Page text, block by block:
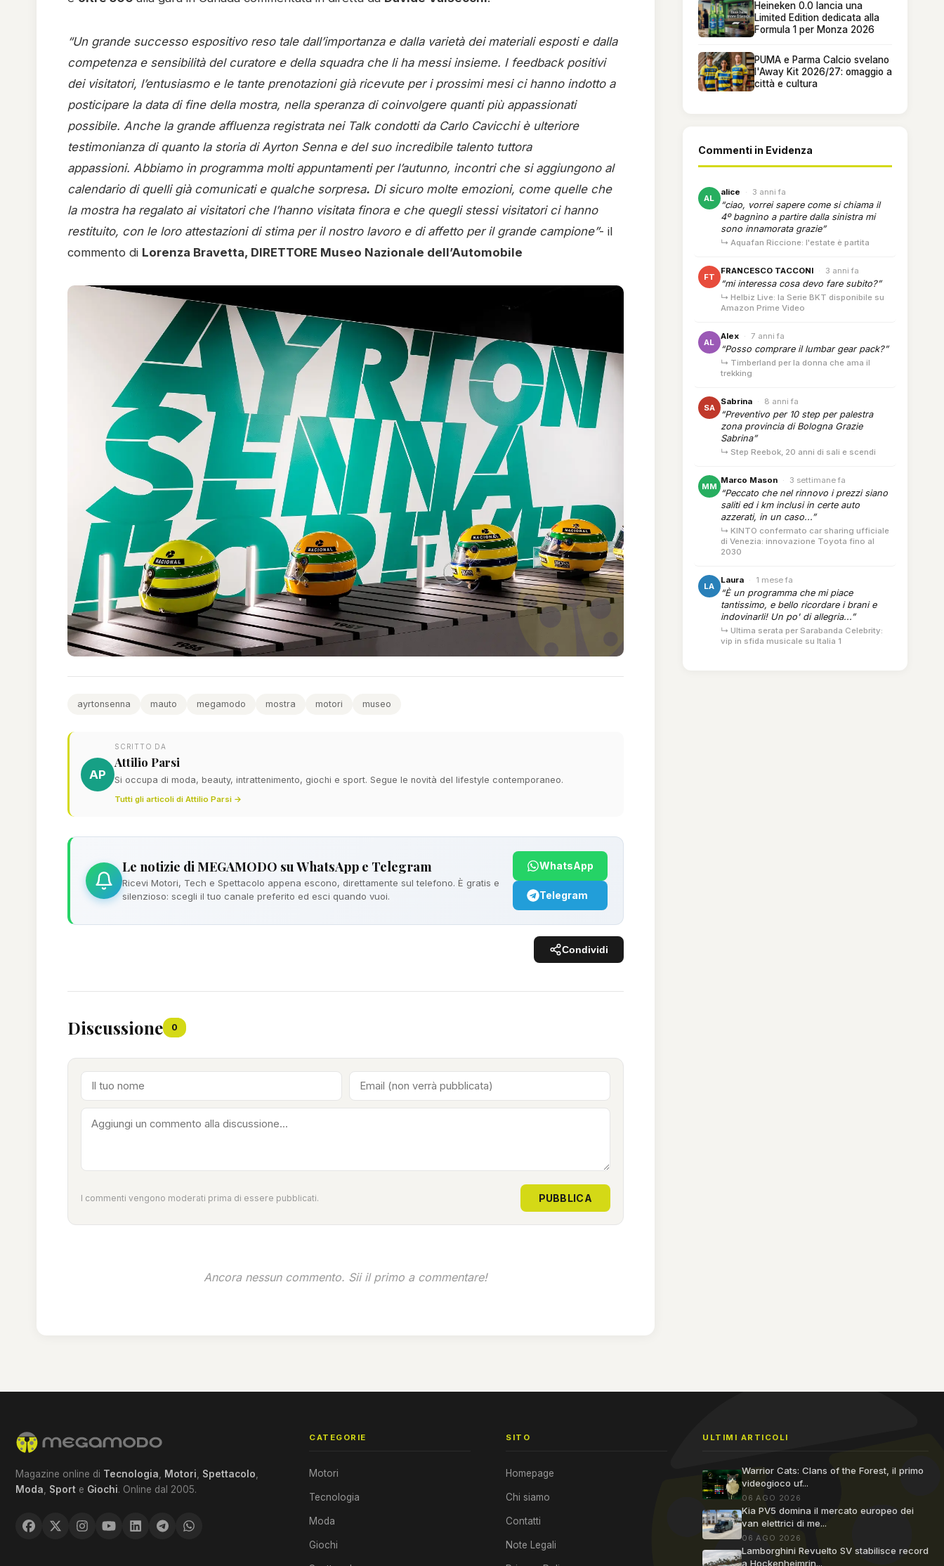
“Un grande successo espositivo reso tale dall’importanza e dalla varietà dei materiali esposti e dalla
competenza e sensibilità del curatore e della squadra che li ha messi insieme. I feedback positivi
dei visitatori, l’entusiasmo e le tante prenotazioni già ricevute per i prossimi mesi ci hanno indotto a
posticipare la data di fine della mostra, nella speranza di coinvolgere quanti più appassionati
possibile. Anche la grande affluenza registrata nei Talk condotti da Carlo Cavicchi è ulteriore
testimonianza di quanto la storia di Ayrton Senna e del suo incredibile talento tuttora
appassioni. Abbiamo in programma molti appuntamenti per l’autunno, incontri che si aggiungono al
calendario di quelli già comunicati e qualche sorpresa. Di sicuro molte emozioni, come quelle che
la mostra ha regalato ai visitatori che l’hanno visitata finora e che quegli stessi visitatori ci hanno
restituito, con le loro attestazioni di stima per il nostro lavoro e di affetto per il grande campione”- il
commento di Lorenza Bravetta, DIRETTORE Museo Nazionale dell’Automobile
ayrtonsenna mauto megamodo mostra motori museo
AP
SCRITTO DA
Attilio Parsi
Si occupa di moda, beauty, intrattenimento, giochi e sport. Segue le novità del lifestyle contemporaneo.
Tutti gli articoli di Attilio Parsi →
Le notizie di MEGAMODO su WhatsApp e Telegram
Ricevi Motori, Tech e Spettacolo appena escono, direttamente sul telefono. È gratis e
silenzioso: scegli il tuo canale preferito ed esci quando vuoi.
WhatsApp
Telegram
Condividi
Discussione 0
I commenti vengono moderati prima di essere pubblicati. PUBBLICA
Ancora nessun commento. Sii il primo a commentare!
Heineken 0.0 lancia una
Limited Edition dedicata alla
Formula 1 per Monza 2026
PUMA e Parma Calcio svelano
l'Away Kit 2026/27: omaggio a
città e cultura
Commenti in Evidenza
AL
alice · 3 anni fa
“ciao, vorrei sapere come si chiama il
4º bagnìno a partire dalla sinistra mi
sono innamorata grazie”
↳ Aquafan Riccione: l'estate è partita
FT
FRANCESCO TACCONI · 3 anni fa
“mi interessa cosa devo fare subito?”
↳ Helbiz Live: la Serie BKT disponibile su
Amazon Prime Video
AL
Alex · 7 anni fa
“Posso comprare il lumbar gear pack?”
↳ Timberland per la donna che ama il
trekking
SA
Sabrina · 8 anni fa
“Preventivo per 10 step per palestra
zona provincia di Bologna Grazie
Sabrina”
↳ Step Reebok, 20 anni di sali e scendi
MM
Marco Mason · 3 settimane fa
“Peccato che nel rinnovo i prezzi siano
saliti ed i km inclusi in certe auto
azzerati, in un caso...”
↳ KINTO confermato car sharing ufficiale
di Venezia: innovazione Toyota fino al
2030
LA
Laura · 1 mese fa
“È un programma che mi piace
tantissimo, e bello ricordare i brani e
indovinarli! Un po' di allegria...”
↳ Ultima serata per Sarabanda Celebrity:
vip in sfida musicale su Italia 1
Magazine online di Tecnologia Motori Spettacolo
Moda
Sport e Giochi. Online dal 2005.
CATEGORIE
Motori
Tecnologia
Moda
Giochi
SITO
Homepage
Chi siamo
Contatti
Note Legali
ULTIMI ARTICOLI
Warrior Cats: Clans of the Forest, il primo
videogioco uf...
06 AGO 2026
Kia PV5 domina il mercato europeo dei
van elettrici di me...
06 AGO 2026
Lamborghini Revuelto SV stabilisce record
a Hockenheimrin...